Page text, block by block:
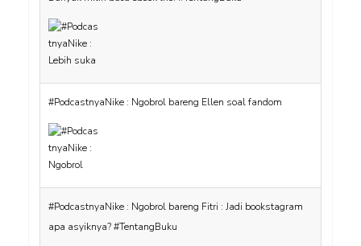
#PodcastnyaNike : Ngobrol bareng Ellen soal fandom
#PodcastnyaNike : Ngobrol bareng Fitri : Jadi bookstagram
apa asyiknya? #TentangBuku